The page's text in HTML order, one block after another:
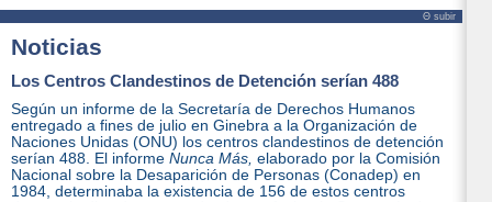
Θ subir
Noticias
Los Centros Clandestinos de Detención serían 488
Según un informe de la Secretaría de Derechos Humanos
entregado a fines de julio en Ginebra a la Organización de
Naciones Unidas (ONU) los centros clandestinos de detención
serían 488. El informe Nunca Más, elaborado por la Comisión
Nacional sobre la Desaparición de Personas (Conadep) en
1984, determinaba la existencia de 156 de estos centros